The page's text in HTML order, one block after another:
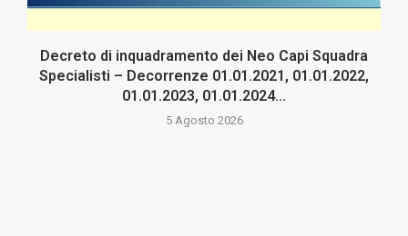
Decreto di inquadramento dei Neo Capi Squadra
Specialisti – Decorrenze 01.01.2021, 01.01.2022,
01.01.2023, 01.01.2024...
5 Agosto 2026